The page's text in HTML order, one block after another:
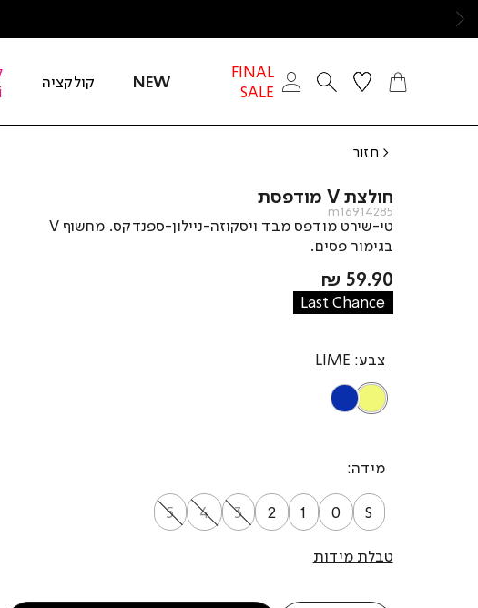
FINAL
SALE
NEW קולקציה
חזור
חולצת V מודפסת
m16914285
טי-שירט מודפס מבד ויסקוזה-ניילון-ספנדקס. מחשוף V
בגימור פסים.
מחיר
מוצר
59.90 ₪
Last Chance
צבע LIME
LIME
BLUE
מידה
S
0
1
2
3
4
5
טבלת מידות